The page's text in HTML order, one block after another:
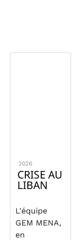
2026
CRISE AU
LIBAN
L'équipe
GEM MENA,
en